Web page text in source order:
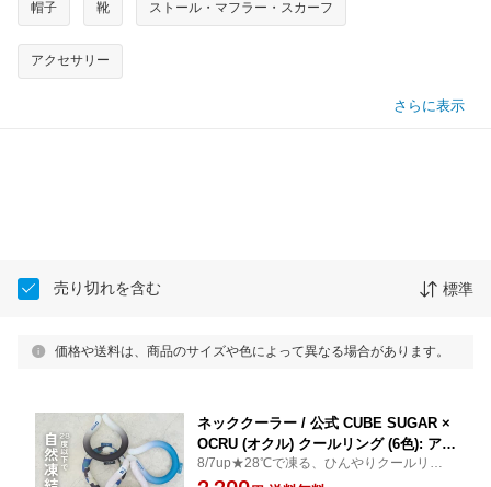
帽子 靴 ストール・マフラー・スカーフ
アクセサリー
さらに表示
売り切れを含む 標準
価格や送料は、商品のサイズや色によって異なる場合があります。
ネッククーラー / 公式 CUBE SUGAR ×
OCRU (オクル) クールリング (6色): アメ
カジ レディース クールリング アイスリ
8/7up★28℃で凍る、ひんやりクールリン
グ。PCM素材 約90分持続 自然凍結 結露し